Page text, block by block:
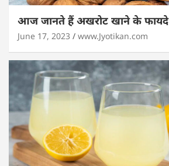
आज जानते हैं अखरोट खाने के फायदे
June 17, 2023 www.Jyotikan.com